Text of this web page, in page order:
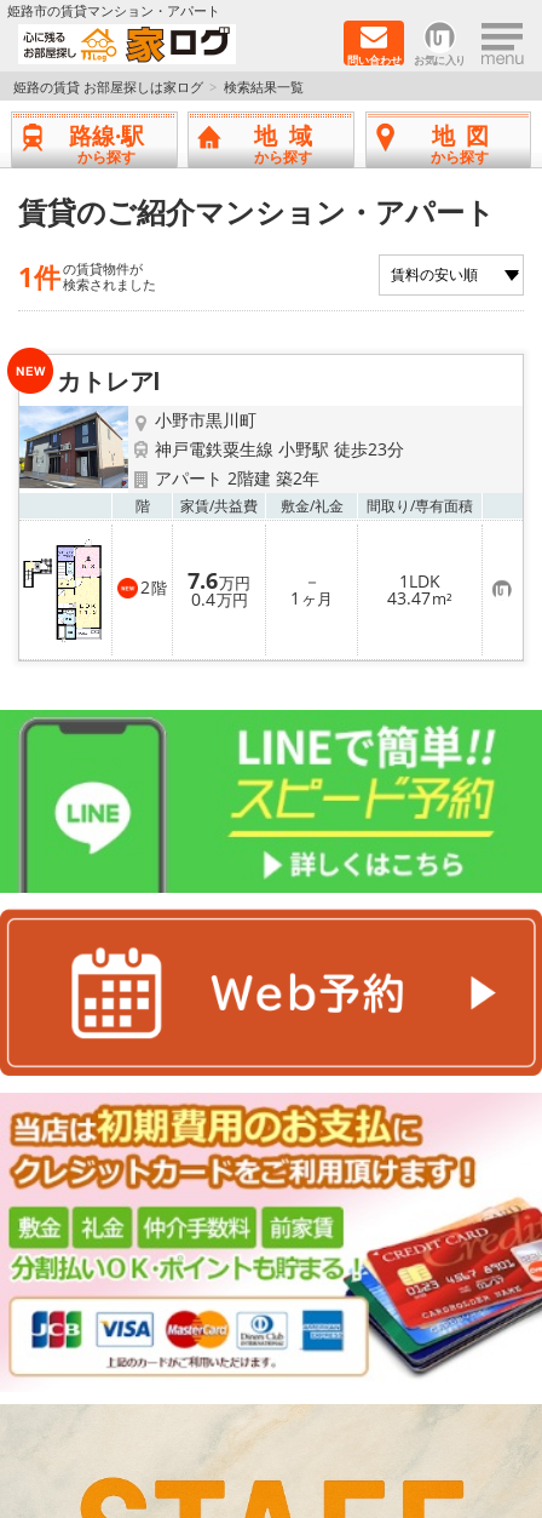
姫路市の賃貸マンション・アパート
問い合わせ お気に入り ×
TOPページ
新築物件
ペットOK物件
戸建物件
保証人不要物件
初期費用リーズナブル物件
都市ガス物件
路線·駅から探す
地域から探す
地図から探す
スタッフ
店舗情報·アクセス
会社概要
メールでお問い合わせ
姫路の賃貸 お部屋探しは家ログ 検索結果一覧
路線·駅
から探す
地域
から探す
地図
から探す
賃貸のご紹介マンション・アパート
1件の賃貸物件が
検索されました
カトレアⅠ
小野市黒川町
神戸電鉄粟生線 小野駅 徒歩23分
アパート 2階建 築2年
階 家賃/共益費 敷金/礼金 間取り/専有面積
2階 7.6万円
0.4万円
－
1 ヶ月
1LDK
43.47m² お
気
に
入
り